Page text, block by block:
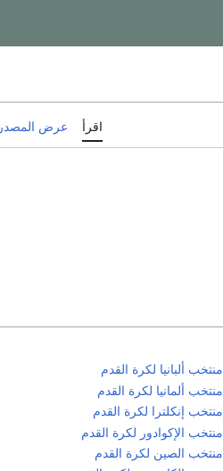
اقرأ عرض المصدر
منتخب ألبانيا لكرة القدم
منتخب ألمانيا لكرة القدم
منتخب إنكلترا لكرة القدم
منتخب الإكوادور لكرة القدم
منتخب الصين لكرة القدم